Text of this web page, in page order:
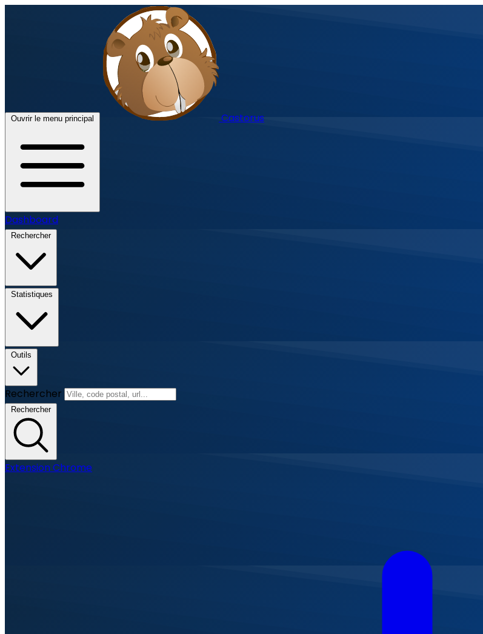
Ouvrir le menu principal Castorus
Dashboard
Rechercher
Statistiques
Outils
Rechercher
Rechercher
Extension Chrome